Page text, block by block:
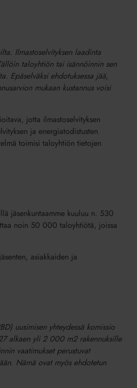
Ilmastoselvityksen laadinta
taloyhtiön tai isännöinnin sen
Epäselväksi ehdotuksessa jää,
mukaan kustannus voisi
jotta ilmastoselvityksen
ja energiatodistusten
toimisi taloyhtiön tietojen
jäsenkuntaamme kuuluu n. 530
noin 50 000 taloyhtiötä, joissa
asiakkaiden ja
uusimisen yhteydessä komissio
alkaen yli 2 000 m2 rakennuksille
vaatimukset perustuvat
Nämä ovat myös ehdotetun